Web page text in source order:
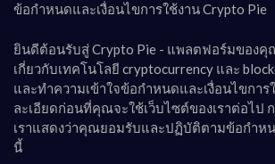
ข้อกำหนดและเงื่อนไขการใช้งาน Crypto Pie
ยินดีต้อนรับสู่ Crypto Pie - แพลตฟอร์มของ
เกี่ยวกับเทคโนโลยี cryptocurrency และ
และทำความเข้าใจข้อกำหนดและเงื่อนไขกา
ละเอียดก่อนที่คุณจะใช้เว็บไซต์ของเราต่อไป
เราแสดงว่าคุณยอมรับและปฏิบัติตามข้อกำหน
นี้